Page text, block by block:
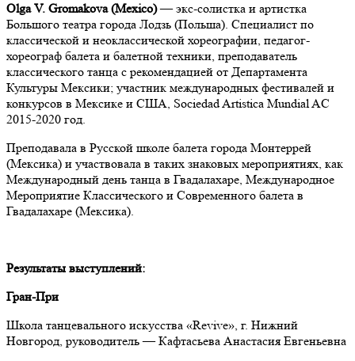
Olga V. Gromakova (Mexico)— экс-солистка и артистка
Большого театра города Лодзь (Польша). Специалист по
классической и неоклассической хореографии, педагог-
хореограф балета и балетной техники, преподаватель
классического танца c рекомендацией от Департамента
Культуры Мексики; участник международных фестивалей и
конкурсов в Мексике и США, Sociedad Artistica Mundial AC
2015-2020 год.
Преподавала в Русской школе балета города Монтеррей
(Мексика) и участвовала в таких знаковых мероприятиях, как
Международный день танца в Гвадалахаре, Международное
Мероприятие Классического и Современного балета в
Гвадалахаре (Мексика).
Результаты выступлений:
Гран-При
Школа танцевального искусства «Revive», г. Нижний
Новгород, руководитель — Кафтасьева Анастасия Евгеньевна